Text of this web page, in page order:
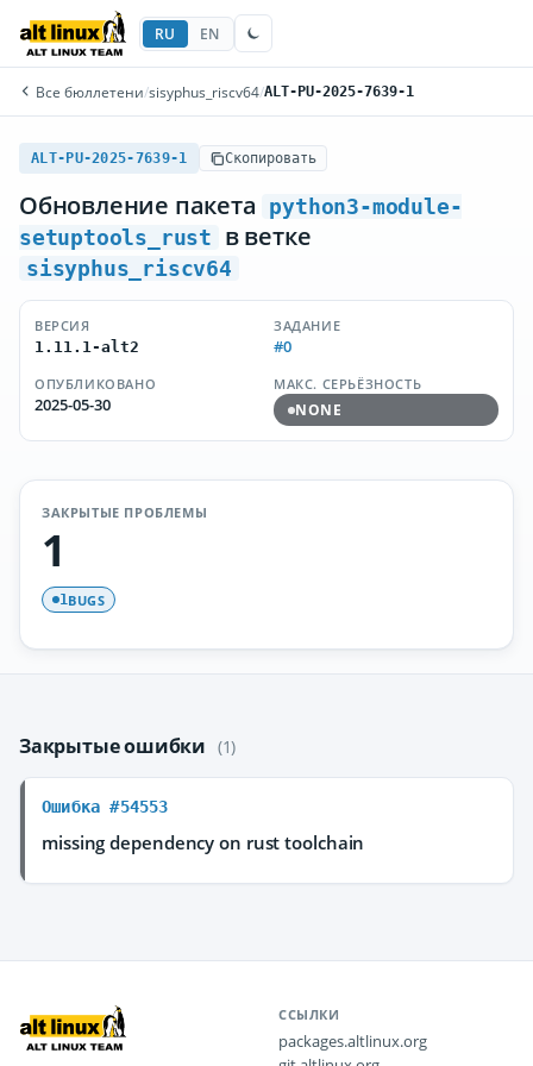
RU EN
Все бюллетени/sisyphus_riscv64/ALT-PU-2025-7639-1
ALT-PU-2025-7639-1 Скопировать
Обновление пакета
python3-module-
setuptools_rust
в ветке
sisyphus_riscv64
ВЕРСИЯ
1.11.1-alt2
ЗАДАНИЕ
#0
ОПУБЛИКОВАНО
2025-05-30
МАКС. СЕРЬЁЗНОСТЬ
NONE
ЗАКРЫТЫЕ ПРОБЛЕМЫ
1
1BUGS
Закрытые ошибки (1)
Ошибка #54553
missing dependency on rust toolchain
ССЫЛКИ
packages.altlinux.org